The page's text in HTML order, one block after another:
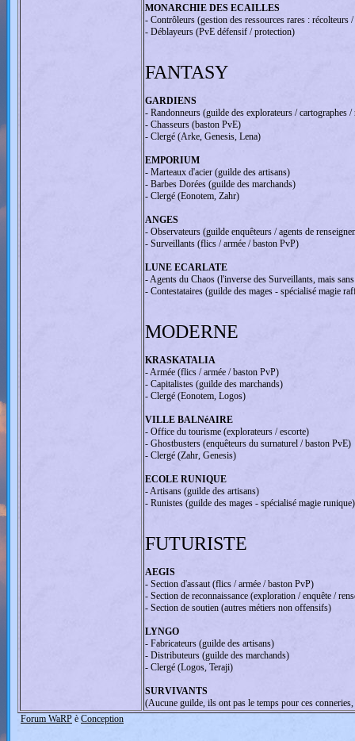
MONARCHIE DES ECAILLES
- Contrôleurs (gestion des ressources rares : récolteurs
- Déblayeurs (PvE défensif / protection)
FANTASY
GARDIENS
- Randonneurs (guilde des explorateurs / cartographes /
- Chasseurs (baston PvE)
- Clergé (Arke, Genesis, Lena)
EMPORIUM
- Marteaux d'acier (guilde des artisans)
- Barbes Dorées (guilde des marchands)
- Clergé (Eonotem, Zahr)
ANGES
- Observateurs (guilde enquêteurs / agents de
- Surveillants (flics / armée / baston PvP)
LUNE ECARLATE
- Agents du Chaos (l'inverse des Surveillants, mais
- Contestataires (guilde des mages - spécialisé magie
MODERNE
KRASKATALIA
- Armée (flics / armée / baston PvP)
- Capitalistes (guilde des marchands)
- Clergé (Eonotem, Logos)
VILLE BALNéAIRE
- Office du tourisme (explorateurs / escorte)
- Ghostbusters (enquêteurs du surnaturel / baston PvE)
- Clergé (Zahr, Genesis)
ECOLE RUNIQUE
- Artisans (guilde des artisans)
- Runistes (guilde des mages - spécialisé magie runique)
FUTURISTE
AEGIS
- Section d'assaut (flics / armée / baston PvP)
- Section de reconnaissance (exploration / enquête /
- Section de soutien (autres métiers non offensifs)
LYNGO
- Fabricateurs (guilde des artisans)
- Distributeurs (guilde des marchands)
- Clergé (Logos, Teraji)
SURVIVANTS
(Aucune guilde, ils ont pas le temps pour ces
Forum WaRP è Conception